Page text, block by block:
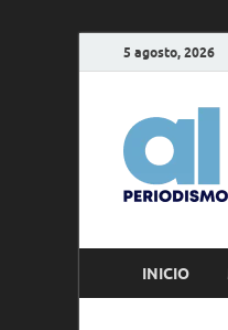
5 agosto, 2026
INICIO